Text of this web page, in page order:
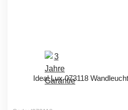
Ideal Lux 073118